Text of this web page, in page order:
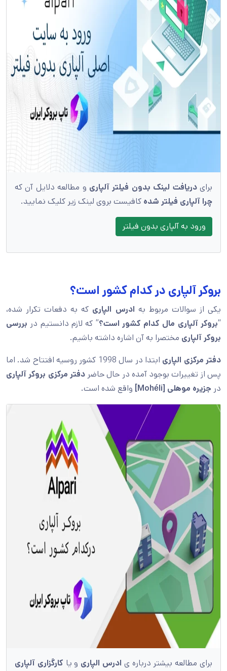
برایدریافت لینک بدون فیلتر آلپاری و مطالعه دلایل آن که
چرا آلپاری فیلتر شده کافیست بروی لینک زیر کلیک نمایید.
ورود به آلپاری بدون فیلتر
بروکر آلپاری در کدام کشور است؟
یکی از سوالات مربوط به ادرس الپاری که به دفعات تکرار شده،
“بروکر آلپاری مال کدام کشور است؟” که لازم دانستیم در بررسی
بروکر آلپاری مختصرا به آن اشاره داشته باشیم.
دفتر مرکزی الپاری
ابتدا در سال 1998 کشور روسیه افتتاح شد. اما
پس از تغییرات بوجود آمده در حال حاضردفتر مرکزی بروکر آلپاری
در جزیره موهلی [Mohéli] واقع شده است.
برای مطالعه بیشتر درباره ی ادرس الپاری و یا کارگزاری آلپاری